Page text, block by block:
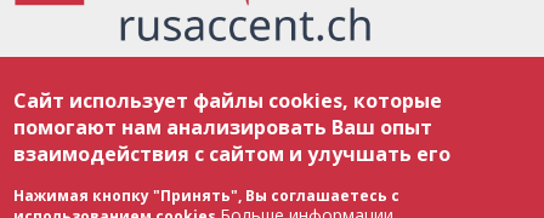
соответствии с законодательством Швейцарии об авторском праве и
международными соглашениями. Полное или частичное использование
материалов возможно только с разрешения редакции. В случае полного
или частичного воспроизведения материалов сайта rusaccent.ch,
ОБЯЗАТЕЛЬНА АКТИВНАЯ ГИПЕРССЫЛКА на конкретный заимствованный
текст. Фотоизображения, размещенные редакцией rusaccent.ch, являются
ее исключительной собственностью. Полное или частичное
Сайт использует файлы cookies, которые
помогают нам анализировать Ваш опыт
взаимодействия с сайтом и улучшать его
Нажимая кнопку "Принять", Вы соглашаетесь с